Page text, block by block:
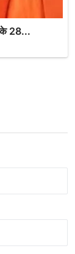
के 28...